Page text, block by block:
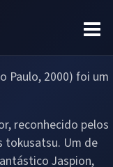
Paulo, 2000) foi um
reconhecido pelos
tokusatsu. Um de
Jaspion,